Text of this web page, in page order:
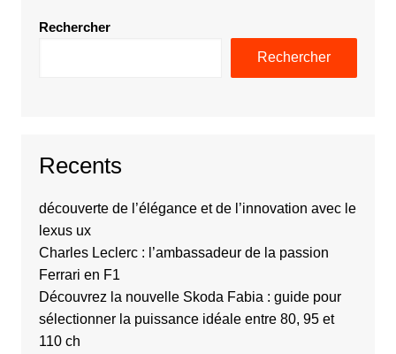
Rechercher
Rechercher
Recents
découverte de l’élégance et de l’innovation avec le
lexus ux
Charles Leclerc : l’ambassadeur de la passion
Ferrari en F1
Découvrez la nouvelle Skoda Fabia : guide pour
sélectionner la puissance idéale entre 80, 95 et
110 ch